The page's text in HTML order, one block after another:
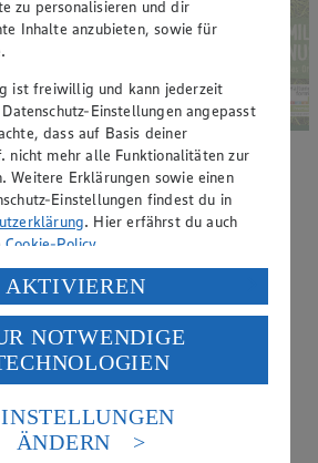
zu personalisieren und dir
Inhalte anzubieten, sowie für
ist freiwillig und kann jederzeit
Einstellungen angepasst
dass auf Basis deiner
nicht mehr alle Funktionalitäten zur
Weitere Erklärungen sowie einen
Einstellungen findest du in
. Hier erfährst du auch
Cookie-Policy.
personenbezogenen Daten in den
und YouTube:
klickst, willigst du im Sinne
Satz 1 lit. a) DSGVO ein, dass deine
verarbeitet werden. Der EuGH sieht
einem nach europäischen
Datenschutzniveau an.
eines Zugriffs durch US-
AKTIVIEREN
NOTWENDIGE
ÄNDERN